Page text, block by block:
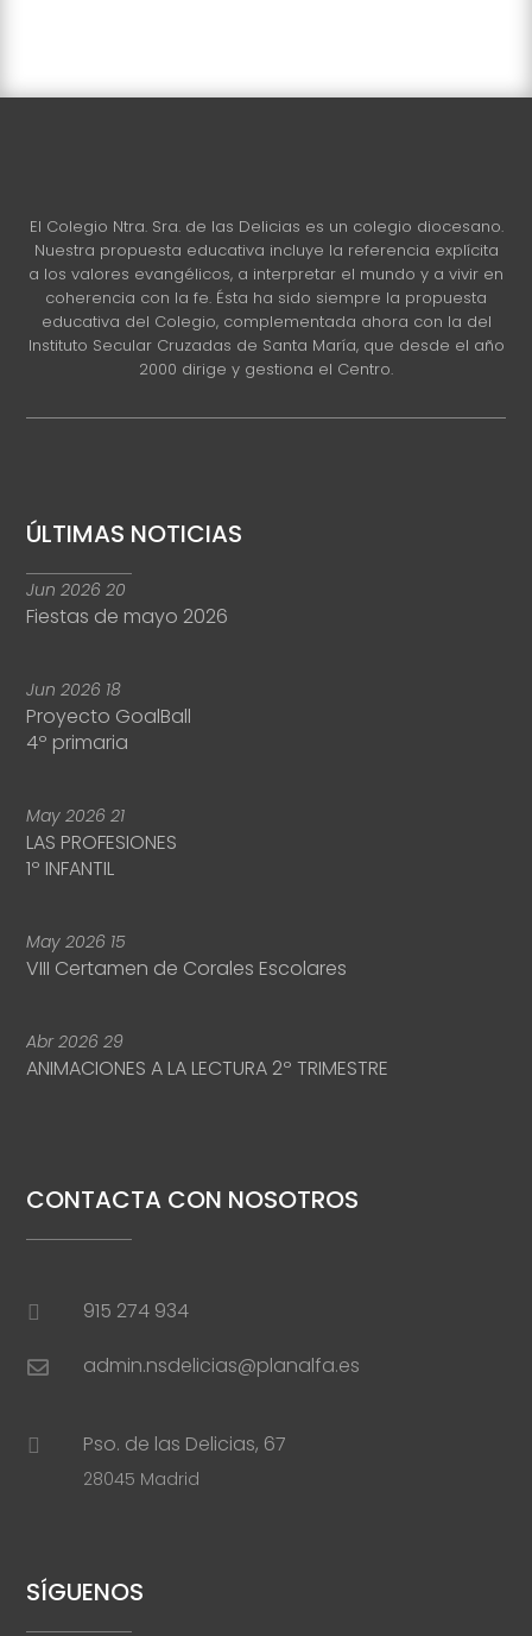
El Colegio Ntra. Sra. de las Delicias es un colegio diocesano.
Nuestra propuesta educativa incluye la referencia explícita
a los valores evangélicos, a interpretar el mundo y a vivir en
coherencia con la fe. Ésta ha sido siempre la propuesta
educativa del Colegio, complementada ahora con la del
Instituto Secular Cruzadas de Santa María, que desde el año
2000 dirige y gestiona el Centro.
ÚLTIMAS NOTICIAS
Jun 2026 20
Fiestas de mayo 2026
Jun 2026 18
Proyecto GoalBall
4º primaria
May 2026 21
LAS PROFESIONES
1º INFANTIL
May 2026 15
VIII Certamen de Corales Escolares
Abr 2026 29
ANIMACIONES A LA LECTURA 2º TRIMESTRE
CONTACTA CON NOSOTROS
 915 274 934
 admin.nsdelicias@planalfa.es
 Pso. de las Delicias, 67
28045 Madrid
SÍGUENOS